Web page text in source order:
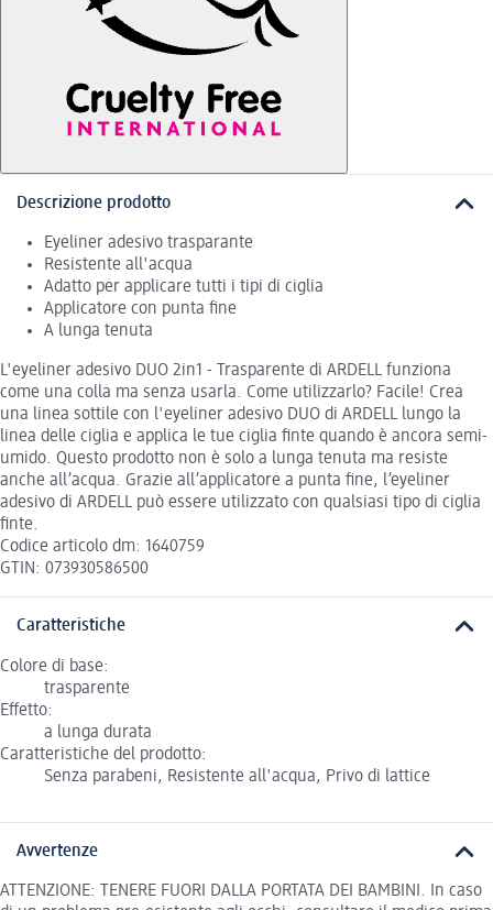
Descrizione prodotto
Eyeliner adesivo trasparante
Resistente all'acqua
Adatto per applicare tutti i tipi di ciglia
Applicatore con punta fine
A lunga tenuta
L'eyeliner adesivo DUO 2in1 - Trasparente di ARDELL funziona
come una colla ma senza usarla. Come utilizzarlo? Facile! Crea
una linea sottile con l'eyeliner adesivo DUO di ARDELL lungo la
linea delle ciglia e applica le tue ciglia finte quando è ancora semi-
umido. Questo prodotto non è solo a lunga tenuta ma resiste
anche all’acqua. Grazie all’applicatore a punta fine, l’eyeliner
adesivo di ARDELL può essere utilizzato con qualsiasi tipo di ciglia
finte.
Codice articolo dm: 1640759
GTIN: 073930586500
Caratteristiche
Colore di base:
trasparente
Effetto:
a lunga durata
Caratteristiche del prodotto:
Senza parabeni, Resistente all'acqua, Privo di lattice
Avvertenze
ATTENZIONE: TENERE FUORI DALLA PORTATA DEI BAMBINI. In caso